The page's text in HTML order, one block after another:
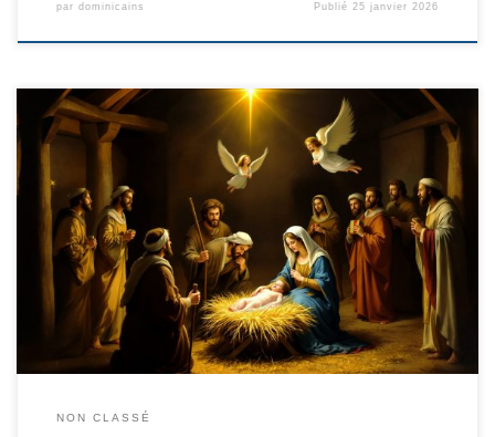
par dominicains Publié25 janvier 2026
HORAIRE DES MESSES DE NOËL 2025 ET DU NOUVEL AN 2026 Vêpres
du mercredi 24 décembre 2025 à 18h30 Et vigiles à 21h (juste
avant la messe de la nuit) Messe de la nuit de Noël, le mercredi 24
décembre à 21h30, messes du jour de Noël : le jeudi […]
NON CLASSÉ